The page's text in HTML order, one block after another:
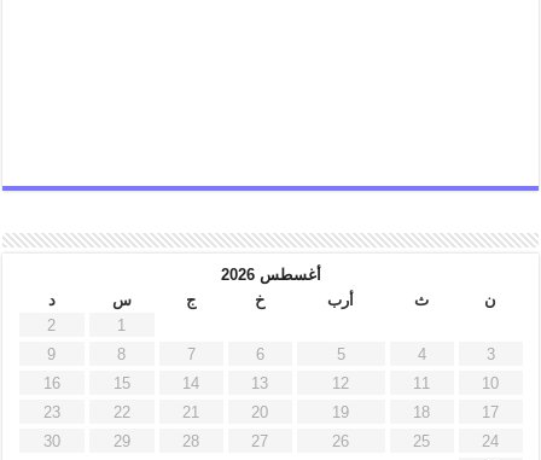
أغسطس 2026
ن
ث أرب خ ج س
د
1
2
3
4
5
6
7
8
9
10
11
12
13
14
15
16
17
18
19
20
21
22
23
24
25
26
27
28
29
30